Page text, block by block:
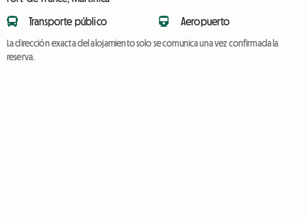
Transporte público Aeropuerto
La dirección exacta del alojamiento solo se comunica una vez confirmada la
reserva.